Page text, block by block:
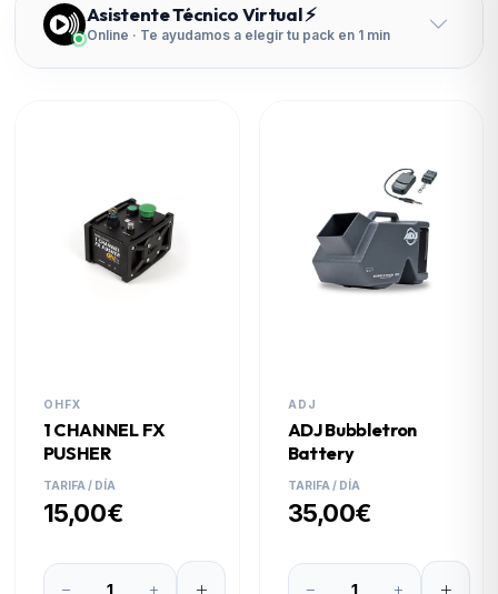
Asistente Técnico Virtual ⚡
Online · Te ayudamos a elegir tu pack en 1 min
OHFX
1 CHANNEL FX
PUSHER
TARIFA / DÍA
15,00€
ADJ
ADJ Bubbletron
Battery
TARIFA / DÍA
35,00€